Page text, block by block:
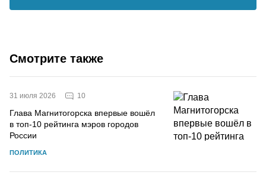
Смотрите также
31 июля 2026 10
Глава Магнитогорска впервые вошёл
в топ-10 рейтинга мэров городов
России
ПОЛИТИКА